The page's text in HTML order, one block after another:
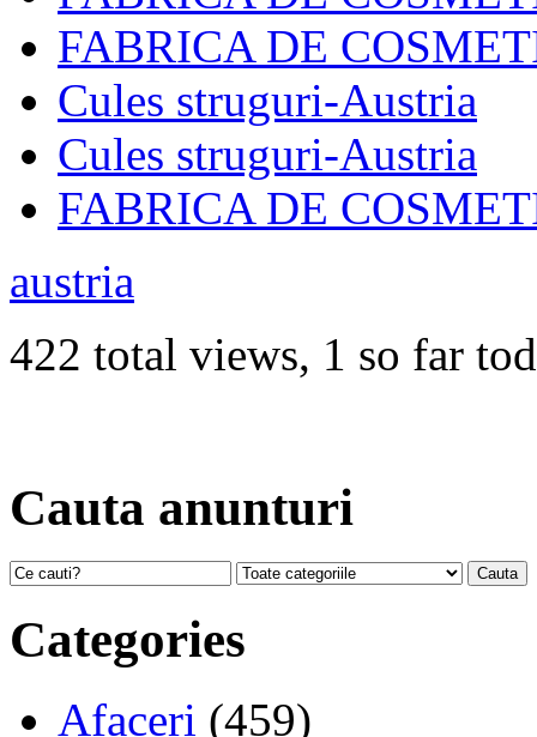
FABRICA DE
Cules struguri-Austria
Cules struguri-Austria
FABRICA DE
austria
422 total views, 1 so far
Cauta anunturi
Categories
Afaceri (459)